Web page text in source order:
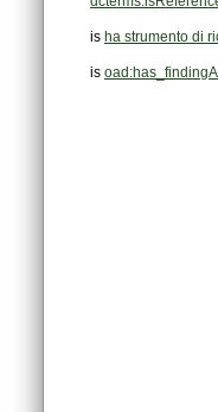
is ha strumento di
is